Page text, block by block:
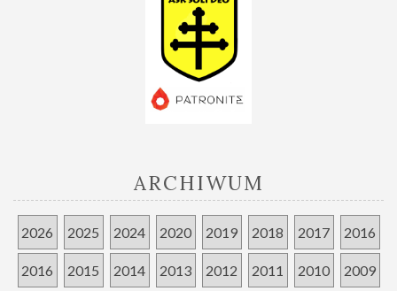
ARCHIWUM
2026 2025 2024 2020 2019 2018 2017 2016
2016 2015 2014 2013 2012 2011 2010 2009